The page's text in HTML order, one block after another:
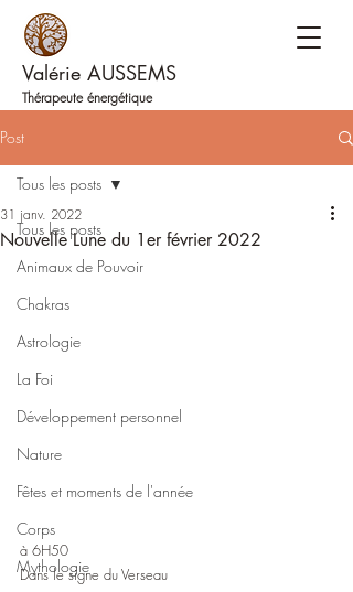
Valérie AUSSEMS
Thérapeute énergétique
Post
Tous les posts
Animaux de Pouvoir
Chakras
Astrologie
La Foi
Développement personnel
Nature
Fêtes et moments de l'année
Corps
Mythologie
Tous les posts
Nouvelle Lune du 1er février 2022
31 janv. 2022
à 6H50
Dans le signe du Verseau